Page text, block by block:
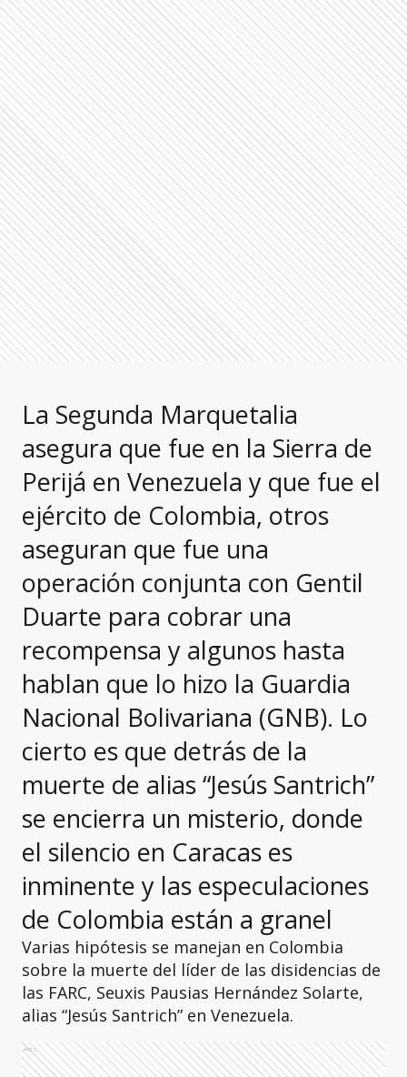
La Segunda Marquetalia
asegura que fue en la Sierra de
Perijá en Venezuela y que fue el
ejército de Colombia, otros
aseguran que fue una
operación conjunta con Gentil
Duarte para cobrar una
recompensa y algunos hasta
hablan que lo hizo la Guardia
Nacional Bolivariana (GNB). Lo
cierto es que detrás de la
muerte de alias “Jesús Santrich”
se encierra un misterio, donde
el silencio en Caracas es
inminente y las especulaciones
de Colombia están a granel
Varias hipótesis se manejan en Colombia
sobre la muerte del líder de las disidencias de
las FARC, Seuxis Pausias Hernández Solarte,
alias “Jesús Santrich” en Venezuela.
Ads